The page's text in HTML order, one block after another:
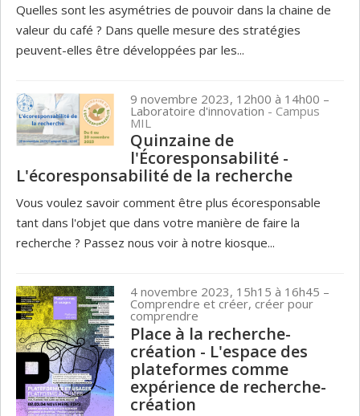
Quelles sont les asymétries de pouvoir dans la chaine de
valeur du café ? Dans quelle mesure des stratégies
peuvent-elles être développées par les...
9 novembre 2023, 12h00 à 14h00 –
Laboratoire d'innovation - Campus
MIL
Quinzaine de
l'Écoresponsabilité -
L'écoresponsabilité de la recherche
Vous voulez savoir comment être plus écoresponsable
tant dans l'objet que dans votre manière de faire la
recherche ? Passez nous voir à notre kiosque...
4 novembre 2023, 15h15 à 16h45 –
Comprendre et créer, créer pour
comprendre
Place à la recherche-
création - L'espace des
plateformes comme
expérience de recherche-
création